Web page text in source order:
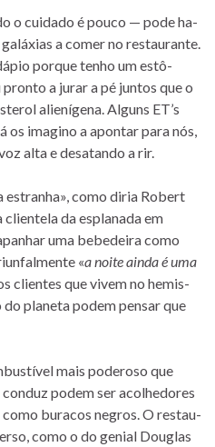
o cui­dado é pouco — pode ha­
a co­mer no res­tau­rante.
por­que te­nho um estô­
a ju­rar a pé jun­tos que o
ali­e­ní­gena. Alguns ET’s
os ima­gino a apon­tar para nós,
alta e de­sa­tando a rir.
es­tra­nha», como di­ria Robert
cli­en­tela da es­pla­nada em
uma be­be­deira como
«a noite ainda é uma
cli­en­tes que vi­vem no he­mis­
pla­neta po­dem pen­sar que
mais po­de­roso que
po­dem ser aco­lhe­do­res
bu­ra­cos ne­gros. O res­tau­
como o do ge­nial Douglas